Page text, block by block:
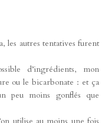
les autres tentatives furent
d’ingrédients, mon
ou le bicarbonate : et ça
peu moins gonflés que